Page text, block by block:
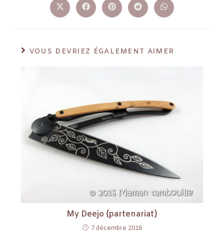
VOUS DEVRIEZ ÉGALEMENT AIMER
My Deejo {partenariat}
7 décembre 2016